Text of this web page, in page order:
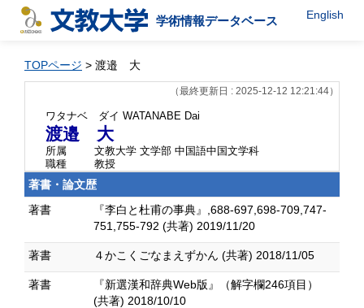
学術情報データベース English
TOPページ > 渡邉 大
（最終更新日 : 2025-12-12 12:21:44）
ワタナベ ダイ WATANABE Dai
渡邉 大
所属
文教大学 文学部 中国語中国文学科
職種
教授
著書・論文歴
著書
『李白と杜甫の事典』,688-697,698-709,747-
751,755-792 (共著) 2019/11/20
著書 ４かこくごなまえずかん (共著) 2018/11/05
著書
『新選漢和辞典Web版』（解字欄246項目）
(共著) 2018/10/10